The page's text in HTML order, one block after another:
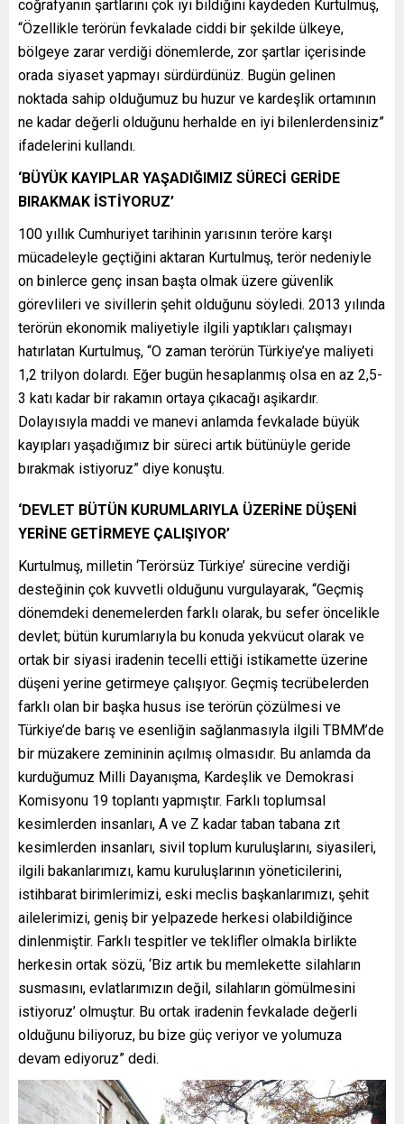
coğrafyanın şartlarını çok iyi bildiğini kaydeden Kurtulmuş,
“Özellikle terörün fevkalade ciddi bir şekilde ülkeye,
bölgeye zarar verdiği dönemlerde, zor şartlar içerisinde
orada siyaset yapmayı sürdürdünüz. Bugün gelinen
noktada sahip olduğumuz bu huzur ve kardeşlik ortamının
ne kadar değerli olduğunu herhalde en iyi bilenlerdensiniz”
ifadelerini kullandı.
‘BÜYÜK KAYIPLAR YAŞADIĞIMIZ SÜRECİ GERİDE
BIRAKMAK İSTİYORUZ’
100 yıllık Cumhuriyet tarihinin yarısının teröre karşı
mücadeleyle geçtiğini aktaran Kurtulmuş, terör nedeniyle
on binlerce genç insan başta olmak üzere güvenlik
görevlileri ve sivillerin şehit olduğunu söyledi. 2013 yılında
terörün ekonomik maliyetiyle ilgili yaptıkları çalışmayı
hatırlatan Kurtulmuş, “O zaman terörün Türkiye’ye maliyeti
1,2 trilyon dolardı. Eğer bugün hesaplanmış olsa en az 2,5-
3 katı kadar bir rakamın ortaya çıkacağı aşikardır.
Dolayısıyla maddi ve manevi anlamda fevkalade büyük
kayıpları yaşadığımız bir süreci artık bütünüyle geride
bırakmak istiyoruz” diye konuştu.
‘DEVLET BÜTÜN KURUMLARIYLA ÜZERİNE DÜŞENİ
YERİNE GETİRMEYE ÇALIŞIYOR’
Kurtulmuş, milletin ‘Terörsüz Türkiye’ sürecine verdiği
desteğinin çok kuvvetli olduğunu vurgulayarak, “Geçmiş
dönemdeki denemelerden farklı olarak, bu sefer öncelikle
devlet; bütün kurumlarıyla bu konuda yekvücut olarak ve
ortak bir siyasi iradenin tecelli ettiği istikamette üzerine
düşeni yerine getirmeye çalışıyor. Geçmiş tecrübelerden
farklı olan bir başka husus ise terörün çözülmesi ve
Türkiye’de barış ve esenliğin sağlanmasıyla ilgili TBMM’de
bir müzakere zemininin açılmış olmasıdır. Bu anlamda da
kurduğumuz Milli Dayanışma, Kardeşlik ve Demokrasi
Komisyonu 19 toplantı yapmıştır. Farklı toplumsal
kesimlerden insanları, A ve Z kadar taban tabana zıt
kesimlerden insanları, sivil toplum kuruluşlarını, siyasileri,
ilgili bakanlarımızı, kamu kuruluşlarının yöneticilerini,
istihbarat birimlerimizi, eski meclis başkanlarımızı, şehit
ailelerimizi, geniş bir yelpazede herkesi olabildiğince
dinlenmiştir. Farklı tespitler ve teklifler olmakla birlikte
herkesin ortak sözü, ‘Biz artık bu memlekette silahların
susmasını, evlatlarımızın değil, silahların gömülmesini
istiyoruz’ olmuştur. Bu ortak iradenin fevkalade değerli
olduğunu biliyoruz, bu bize güç veriyor ve yolumuza
devam ediyoruz” dedi.